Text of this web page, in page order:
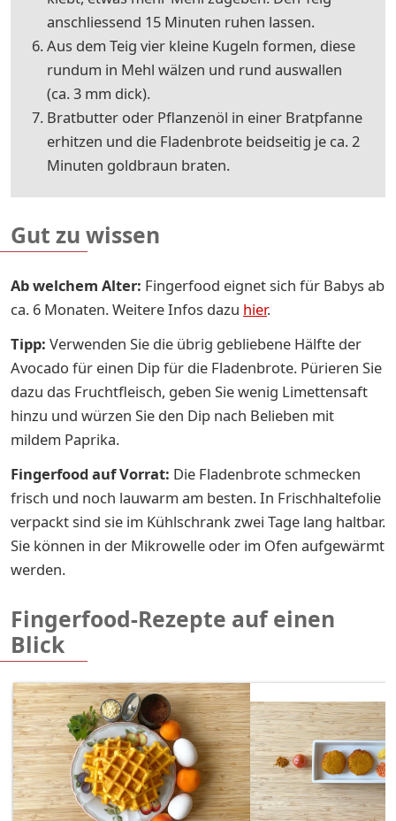
anschliessend 15 Minuten ruhen lassen.
Aus dem Teig vier kleine Kugeln formen, diese
rundum in Mehl wälzen und rund auswallen
(ca. 3 mm dick).
Bratbutter oder Pflanzenöl in einer Bratpfanne
erhitzen und die Fladenbrote beidseitig je ca. 2
Minuten goldbraun braten.
Gut zu wissen
Ab welchem Alter: Fingerfood eignet sich für Babys ab
ca. 6 Monaten. Weitere Infos dazu hier.
Tipp: Verwenden Sie die übrig gebliebene Hälfte der
Avocado für einen Dip für die Fladenbrote. Pürieren Sie
dazu das Fruchtfleisch, geben Sie wenig Limettensaft
hinzu und würzen Sie den Dip nach Belieben mit
mildem Paprika.
Fingerfood auf Vorrat: Die Fladenbrote schmecken
frisch und noch lauwarm am besten. In Frischhaltefolie
verpackt sind sie im Kühlschrank zwei Tage lang haltbar.
Sie können in der Mikrowelle oder im Ofen aufgewärmt
werden.
Fingerfood-Rezepte auf einen
Blick